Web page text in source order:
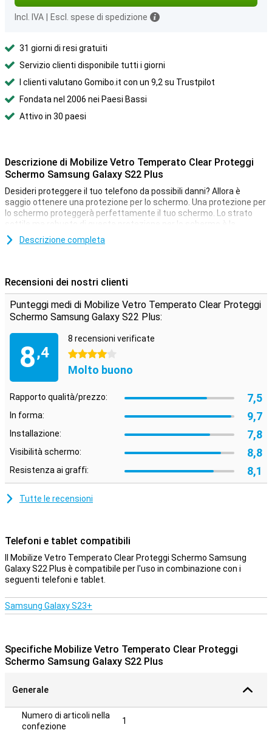
Incl. IVA Escl. spese di spedizione
31 giorni di resi gratuiti
Servizio clienti disponibile tutti i giorni
I clienti valutano Gomibo.it con un 9,2 su Trustpilot
Fondata nel 2006 nei Paesi Bassi
Attivo in 30 paesi
Descrizione di Mobilize Vetro Temperato Clear Proteggi
Schermo Samsung Galaxy S22 Plus
Desideri proteggere il tuo telefono da possibili danni? Allora è
saggio ottenere una protezione per lo schermo. Una protezione per
lo schermo proteggerà perfettamente il tuo schermo. Lo strato
sottile ma robusto di questa protezione per lo schermo è la
soluzione perfetta se vuoi proteggere il tuo e riuscire a utillizzare il
tuo dispositivo allo stesso tempo. Inoltre, la protezione per lo
non compromette nulla. Lo schermo resta reattivo come sempre
Descrizione completa
Recensioni dei nostri clienti
Punteggi medi di Mobilize Vetro Temperato Clear Proteggi
Schermo Samsung Galaxy S22 Plus:
8,4
8 recensioni verificate
4 stelle
Molto buono
Rapporto qualità/prezzo: 7,5
In forma: 9,7
Installazione: 7,8
Visibilità schermo: 8,8
Resistenza ai graffi: 8,1
Tutte le recensioni
Telefoni e tablet compatibili
Il Mobilize Vetro Temperato Clear Proteggi Schermo Samsung
Galaxy S22 Plus è compatibile per l'uso in combinazione con i
seguenti telefoni e tablet.
Samsung Galaxy S23+
Specifiche Mobilize Vetro Temperato Clear Proteggi
Schermo Samsung Galaxy S22 Plus
Generale
Numero di articoli nella
confezione
1